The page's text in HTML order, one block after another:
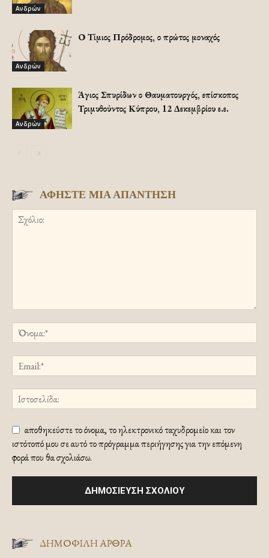
Ανδρών
Ανδρών
Ο Τίμιος Πρόδρομος, ο πρώτος μοναχός
Ανδρών
Άγιος Σπυρίδων ο Θαυματουργός, επίσκοπος
Τριμυθούντος Κύπρου, 12 Δεκεμβρίου ε.ε.
ΑΦΗΣΤΕ ΜΙΑ ΑΠΑΝΤΗΣΗ
αποθηκεύστε το όνομα, το ηλεκτρονικό ταχυδρομείο και τον
ιστότοπό μου σε αυτό το πρόγραμμα περιήγησης για την επόμενη
φορά που θα σχολιάσω.
ΔΗΜΟΦΙΛΗ ΑΡΘΡΑ